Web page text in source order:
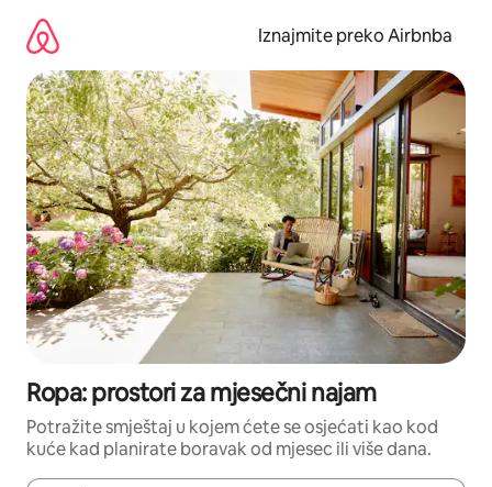
sadržaj
Iznajmite preko Airbnba
Ropa: prostori za mjesečni najam
Potražite smještaj u kojem ćete se osjećati kao kod
kuće kad planirate boravak od mjesec ili više dana.